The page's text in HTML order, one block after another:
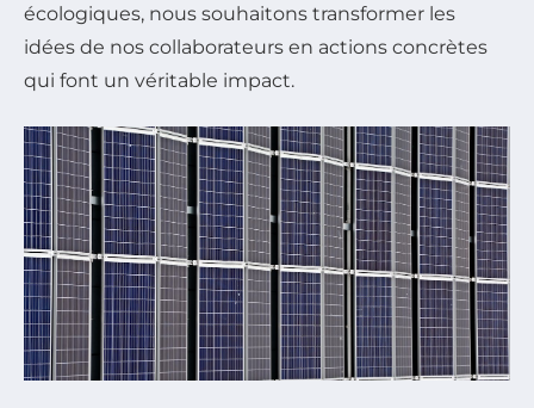
écologiques, nous souhaitons transformer les
idées de nos collaborateurs en actions concrètes
qui font un véritable impact.